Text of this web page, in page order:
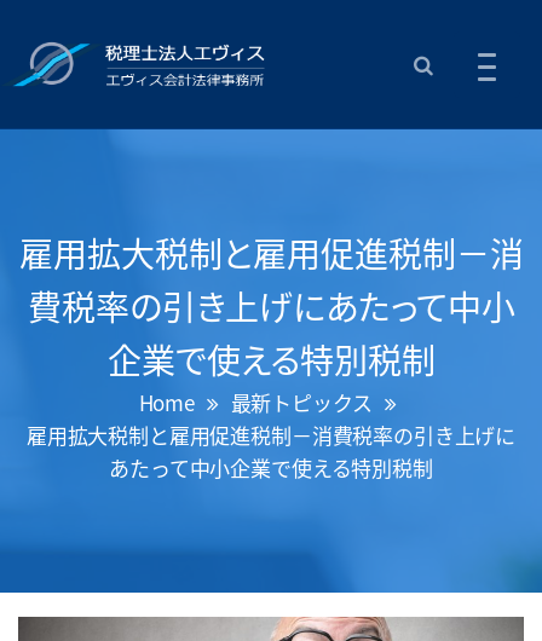
雇用拡大税制と雇用促進税制－消
費税率の引き上げにあたって中小
企業で使える特別税制
Home
最新トピックス
雇用拡大税制と雇用促進税制－消費税率の引き上げに
あたって中小企業で使える特別税制